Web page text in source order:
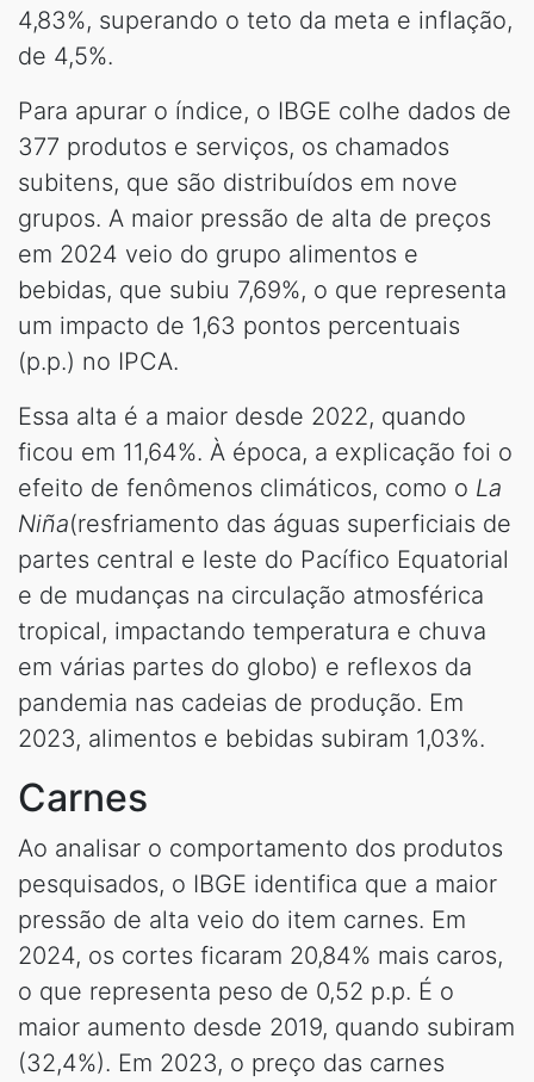
4,83%, superando o teto da meta e inflação,
de 4,5%.
Para apurar o índice, o IBGE colhe dados de
377 produtos e serviços, os chamados
subitens, que são distribuídos em nove
grupos. A maior pressão de alta de preços
em 2024 veio do grupo alimentos e
bebidas, que subiu 7,69%, o que representa
um impacto de 1,63 pontos percentuais
(p.p.) no IPCA.
Essa alta é a maior desde 2022, quando
ficou em 11,64%. À época, a explicação foi o
efeito de fenômenos climáticos, como o La
Niña(resfriamento das águas superficiais de
partes central e leste do Pacífico Equatorial
e de mudanças na circulação atmosférica
tropical, impactando temperatura e chuva
em várias partes do globo) e reflexos da
pandemia nas cadeias de produção. Em
2023, alimentos e bebidas subiram 1,03%.
Carnes
Ao analisar o comportamento dos produtos
pesquisados, o IBGE identifica que a maior
pressão de alta veio do item carnes. Em
2024, os cortes ficaram 20,84% mais caros,
o que representa peso de 0,52 p.p. É o
maior aumento desde 2019, quando subiram
(32,4%). Em 2023, o preço das carnes